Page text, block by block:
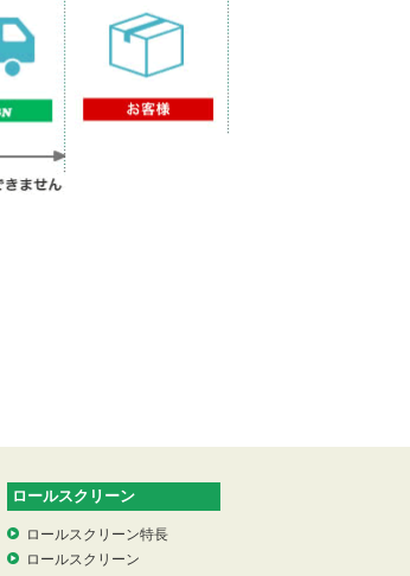
ロールスクリーン
ロールスクリーン特長
ロールスクリーン